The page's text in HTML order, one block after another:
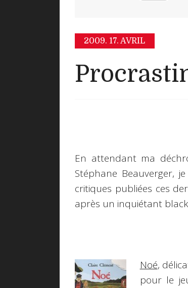
2009. 17. AVRIL
En attendant ma
Stéphane Beauverger,
critiques publiées ces
après un inquiétant
Noé,
pour le